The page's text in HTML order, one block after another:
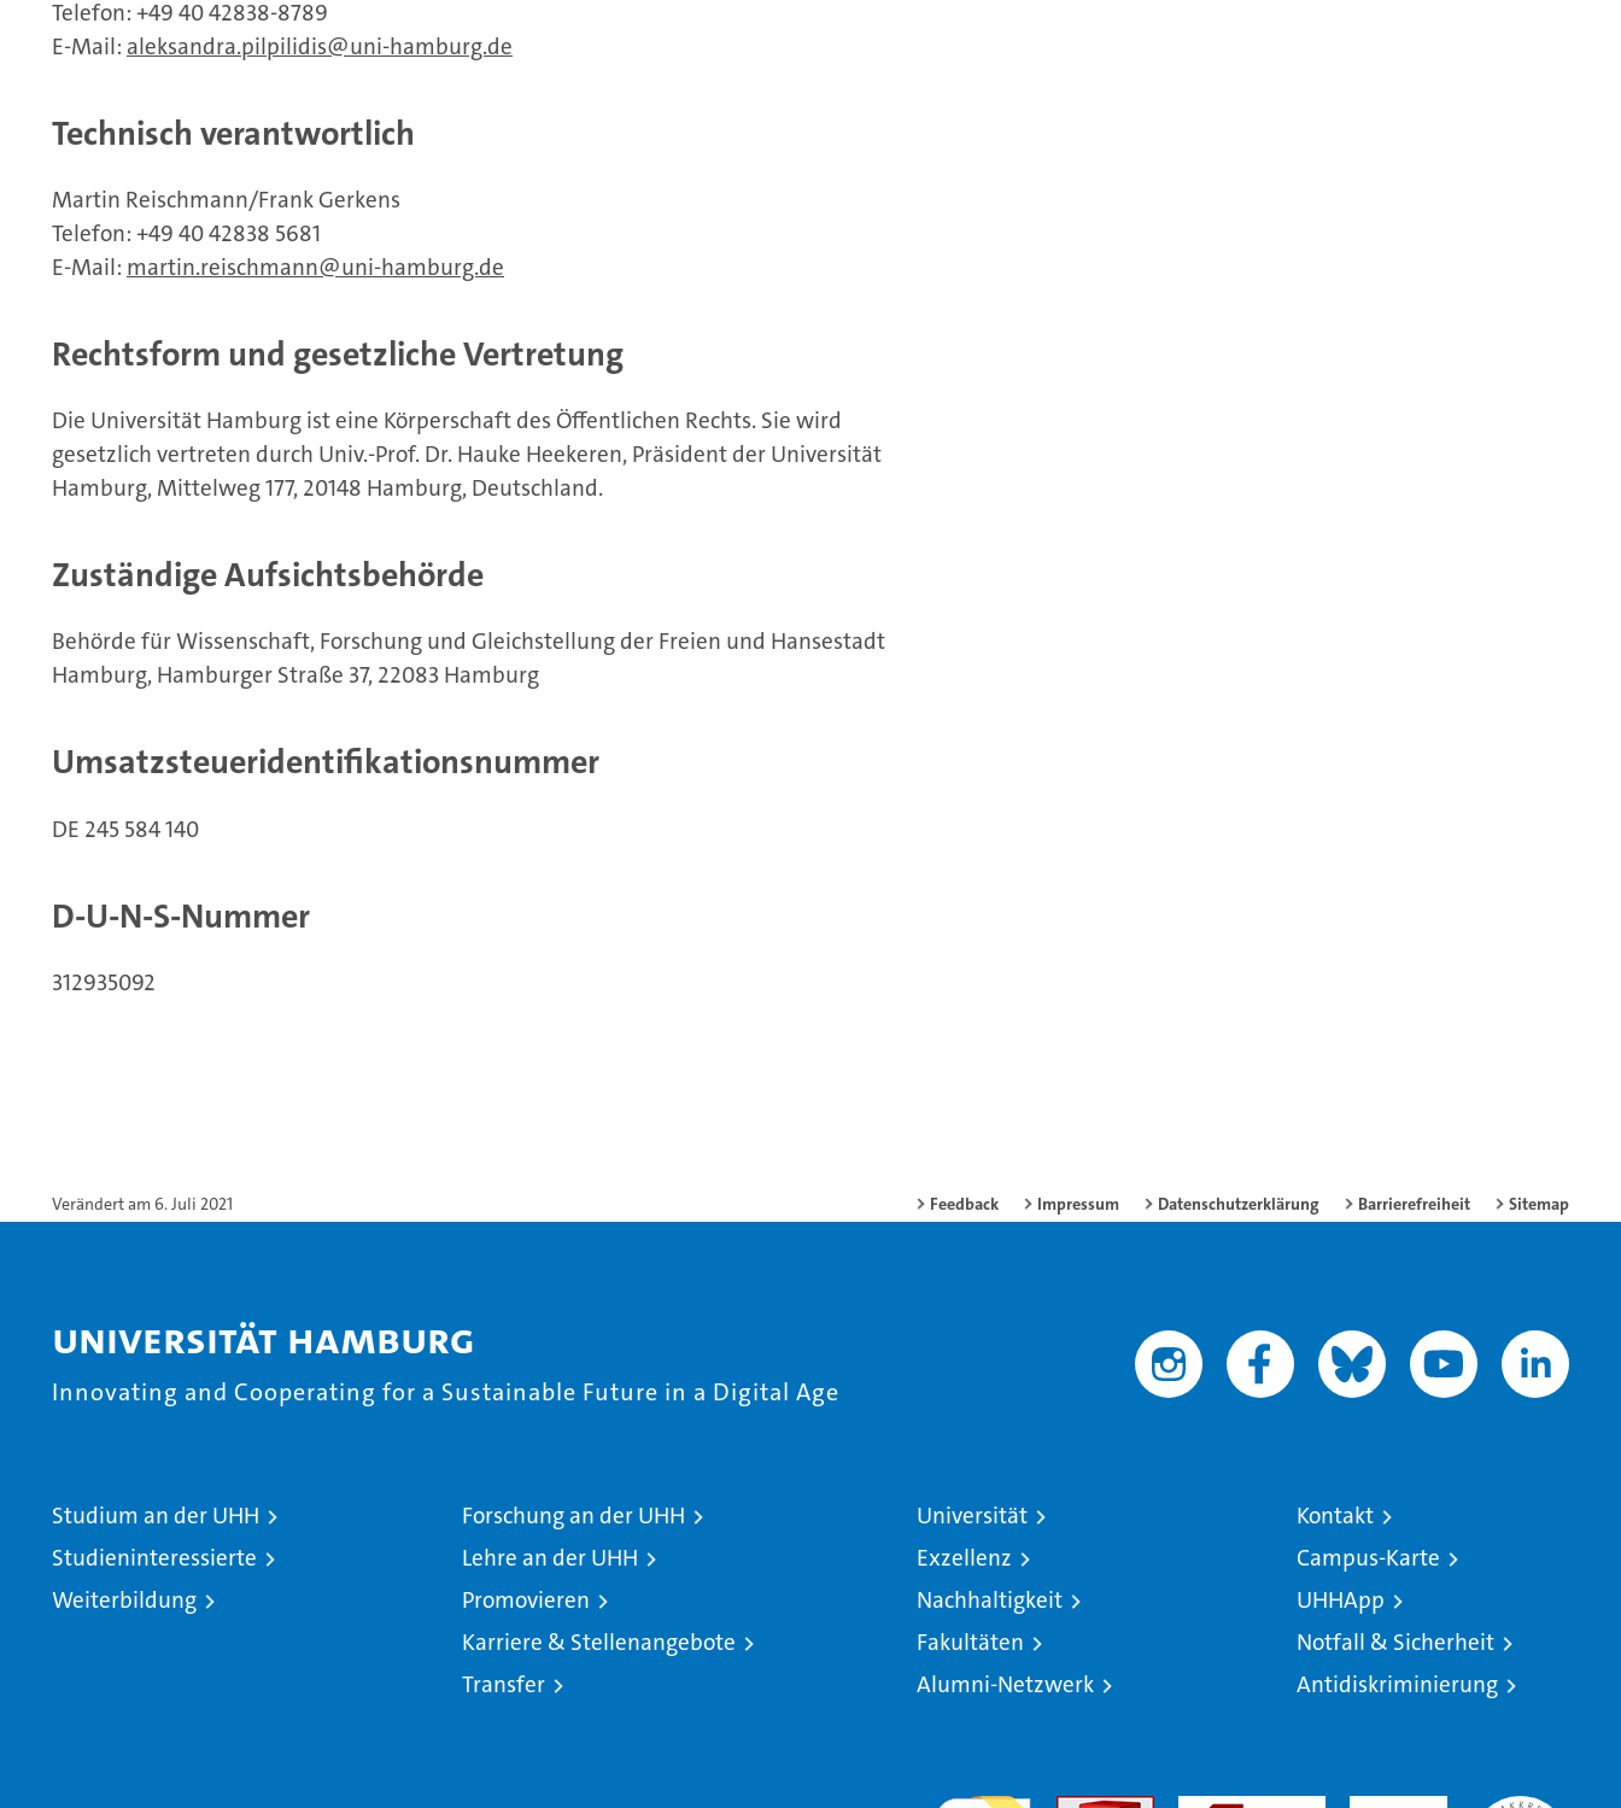
Telefon: +49 40 42838-8789
E-Mail: aleksandra.pilpilidis uni-hamburg.de
Technisch verantwortlich
Martin Reischmann/Frank Gerkens
Telefon: +49 40 42838 5681
E-Mail: martin.reischmann uni-hamburg.de
Rechtsform und gesetzliche Vertretung
Die Universität Hamburg ist eine Körperschaft des Öffentlichen Rechts. Sie wird
gesetzlich vertreten durch Univ.-Prof. Dr. Hauke Heekeren, Präsident der Universität
Hamburg, Mittelweg 177, 20148 Hamburg, Deutschland.
Zuständige Aufsichtsbehörde
Behörde für Wissenschaft, Forschung und Gleichstellung der Freien und Hansestadt
Hamburg, Hamburger Straße 37, 22083 Hamburg
Umsatzsteueridentifikationsnummer
DE 245 584 140
D-U-N-S-Nummer
312935092
Verändert am 6. Juli 2021 Feedback Impressum Datenschutzerklärung Barrierefreiheit Sitemap
Universität Hamburg
Innovating and Cooperating for a Sustainable Future in a Digital Age
Studium an der UHH
Studieninteressierte
Weiterbildung
Forschung an der UHH
Lehre an der UHH
Promovieren
Karriere & Stellenangebote
Transfer
Universität
Exzellenz
Nachhaltigkeit
Fakultäten
Alumni-Netzwerk
Kontakt
Campus-Karte
UHHApp
Notfall & Sicherheit
Antidiskriminierung